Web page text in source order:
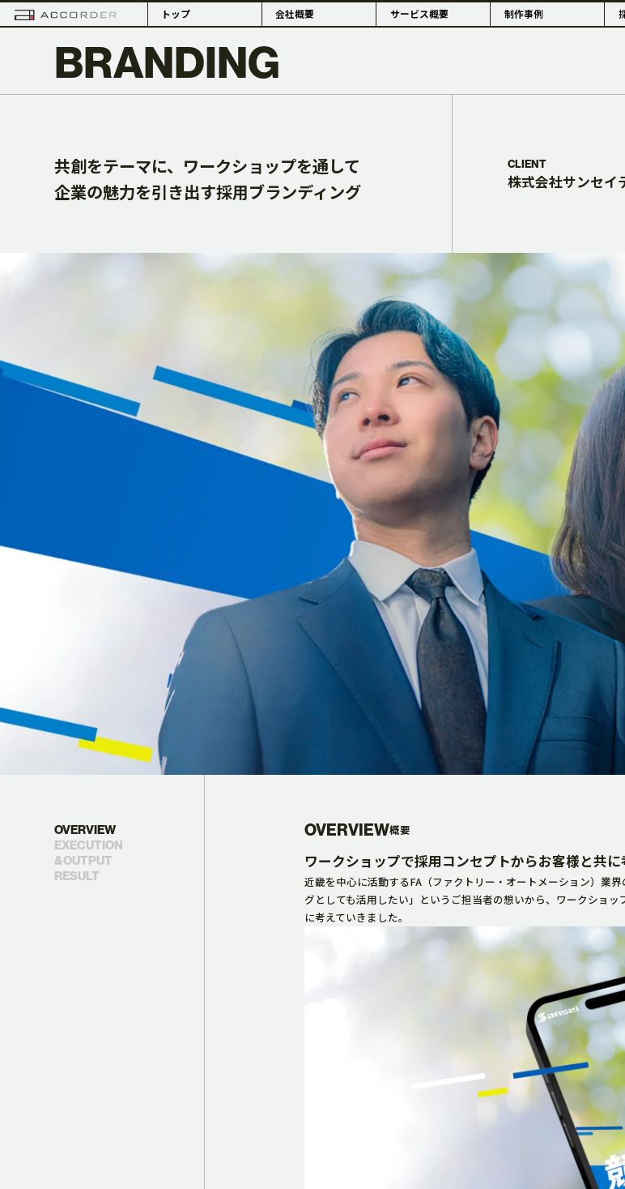
トップ 会社概要 サービス概要 制作事例
PHILOSOPHY OUTLINE
概要・拠点情報・沿革 アコーダ
SERVICE BRANDING
ブランディング グラフ
VIDEO PRODUCTION
映像制作 広告代
WORK
BRANDING
共創をテーマに、ワークショップを通して
企業の魅力を引き出す採用ブランディング
CLIENT
株式会社サンセイ
OVERVIEW
EXECUTION
&OUTPUT
RESULT
OVERVIEW概要
ワークショップで採用コンセプトからお客様と共
近畿を中心に活動するFA（ファクトリー・オートメーション）業
グとしても活用したい」というご担当者の想いから、ワークショ
に考えていきました。